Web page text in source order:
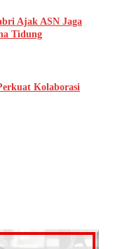
Ajak ASN Jaga
Tidung
Kolaborasi